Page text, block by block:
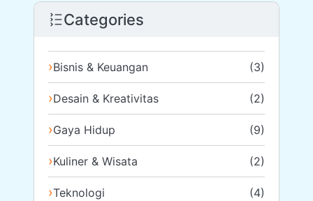
Categories
Bisnis & Keuangan (3)
Desain & Kreativitas (2)
Gaya Hidup (9)
Kuliner & Wisata (2)
Teknologi (4)